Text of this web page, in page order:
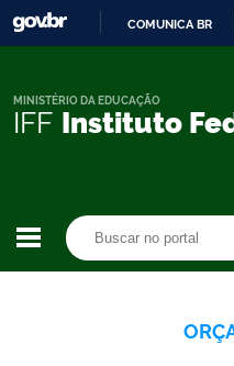
COMUNICA BR
IFF Instituto
MINISTÉRIO DA EDUCAÇÃO